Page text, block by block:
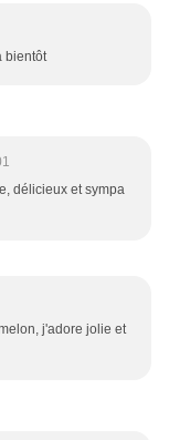
bientôt
délicieux et sympa
j'adore jolie et